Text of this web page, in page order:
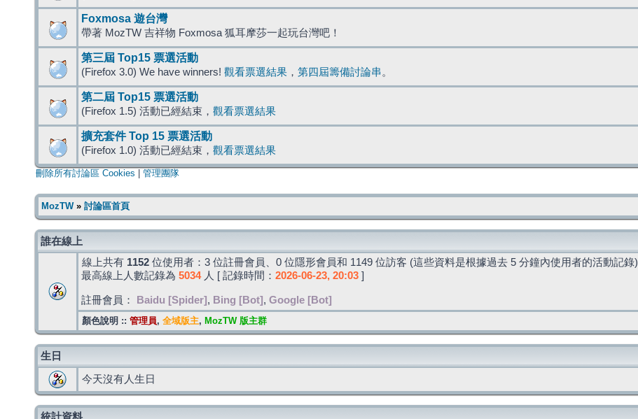
Foxmosa 遊台灣
帶著 MozTW 吉祥物 Foxmosa 狐耳摩莎一起玩台灣吧！
第三屆 Top15 票選活動
(Firefox 3.0) We have winners! 觀看票選結果 ， 第四屆籌備討論串 。
第二屆 Top15 票選活動
(Firefox 1.5) 活動已經結束， 觀看票選結果
擴充套件 Top 15 票選活動
(Firefox 1.0) 活動已經結束， 觀看票選結果
刪除所有討論區 Cookies 管理團隊
MozTW» 討論區首頁
誰在線上
線上共有 1152 位使用者：3 位註冊會員、0 位隱形會員和 1149 位訪客 (這些資料是根據過去 5 分鐘內使用者的活動記錄)
最高線上人數記錄為 5034人 [ 記錄時間： 2026-06-23, 20:03 ]
註冊會員： Baidu [Spider] , Bing [Bot] , Google [Bot]
顏色說明 :: 管理員, 全域版主, MozTW 版主群
生日
今天沒有人生日